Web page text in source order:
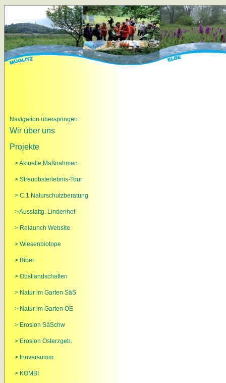
Navigation überspringen
Wir über uns
Projekte
> Aktuelle Maßnahmen
> Streuobsterlebnis-Tour
> C.1 Naturschutzberatung
> Ausstattg. Lindenhof
> Relaunch Website
> Wiesenbiotope
> Biber
> Obstlandschaften
> Natur im Garten SäS
> Natur im Garten OE
> Erosion SäSchw
> Erosion Osterzgeb.
> Inuversumm
> KOMBI